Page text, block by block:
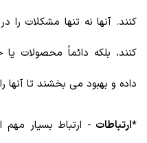
کنند. آنها نه تنها مشکلات
کنند، بلکه دائماً محصولات
داده و بهبود می بخشند تا آنها
*ارتباطات